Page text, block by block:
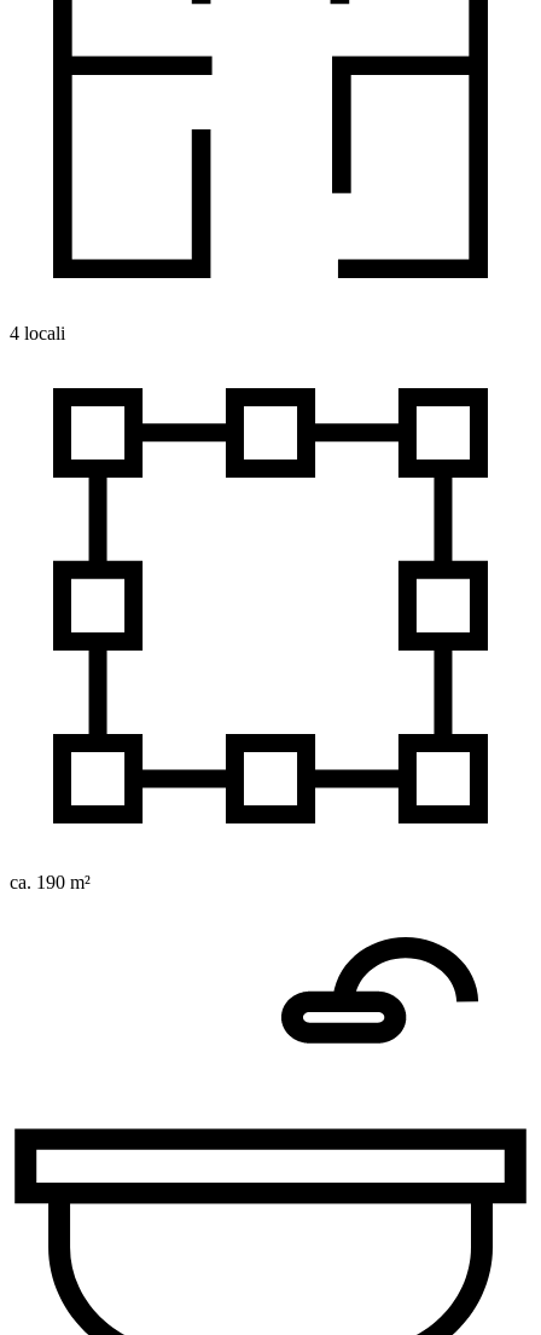
4 locali
ca. 190 m²